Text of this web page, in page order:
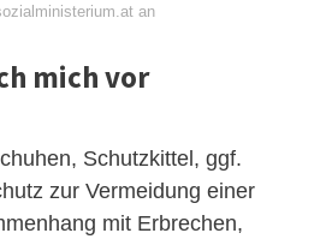
an
mich vor
Schutzkittel, ggf.
zur Vermeidung einer
mit Erbrechen,